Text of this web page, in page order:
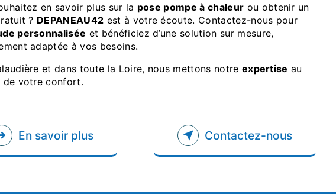
en savoir plus sur la pose pompe à chaleur ou obtenir un
? DEPANEAU42 est à votre écoute. Contactez-nous pour
personnalisée et bénéficiez d’une solution sur mesure,
adaptée à vos besoins.
et dans toute la Loire, nous mettons notre expertise au
de votre confort.
En savoir plus Contactez-nous